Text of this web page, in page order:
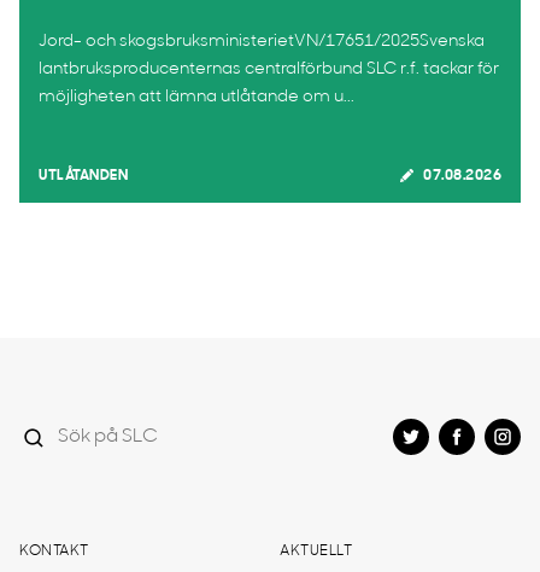
Jord- och skogsbruksministerietVN/17651/2025Svenska
lantbruksproducenternas centralförbund SLC r.f. tackar för
möjligheten att lämna utlåtande om u...
UTLÅTANDEN 07.08.2026
KONTAKT AKTUELLT